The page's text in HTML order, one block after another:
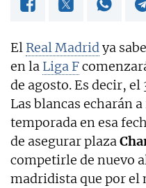
El Real Madridya
en la Liga F
de agosto. Es decir, el
Las blancas echarán
temporada en esa
de asegurar plaza
competirle de nuevo
madridista que por el